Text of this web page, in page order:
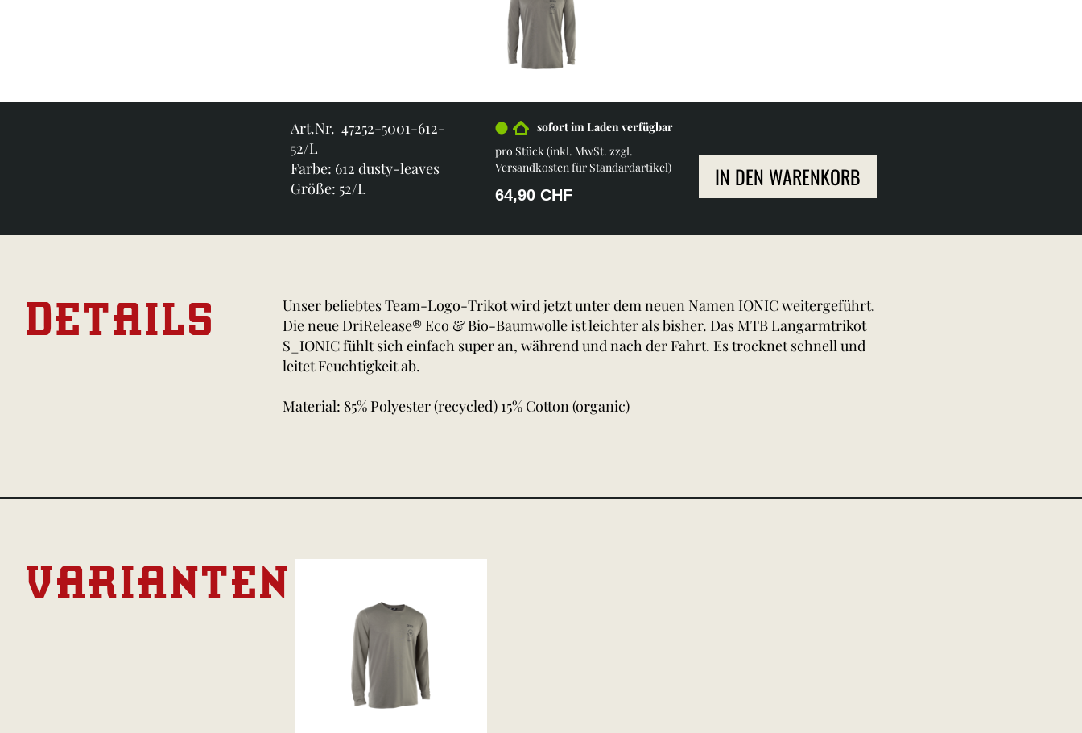
Art.Nr. 47252-5001-612-
52/L
Farbe: 612 dusty-leaves
Größe: 52/L
sofort im Laden verfügbar
pro Stück (inkl. MwSt. zzgl.
Versandkosten für Standardartikel)
64,90 CHF
IN DEN WARENKORB
DETAILS
Unser beliebtes Team-Logo-Trikot wird jetzt unter dem neuen Namen IONIC weitergeführt.
Die neue DriRelease® Eco & Bio-Baumwolle ist leichter als bisher. Das MTB Langarmtrikot
S_IONIC fühlt sich einfach super an, während und nach der Fahrt. Es trocknet schnell und
leitet Feuchtigkeit ab.
Material: 85% Polyester (recycled) 15% Cotton (organic)
VARIANTEN